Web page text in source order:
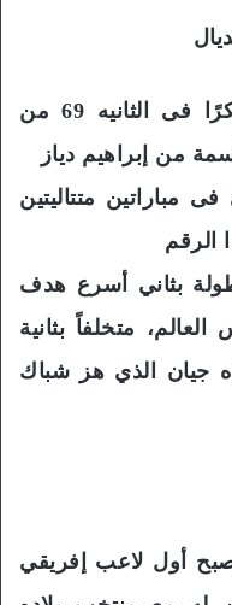
وجاء هدف المباراة الوحيد مبكرًا فى الثانيه 69 من
من إبراهيم دياز
مباراتين متتاليتين
الرقم
بثاني أسرع هدف
متخلفاً بثانية
جيان الذي هز شباك
أول لاعب إفريقي